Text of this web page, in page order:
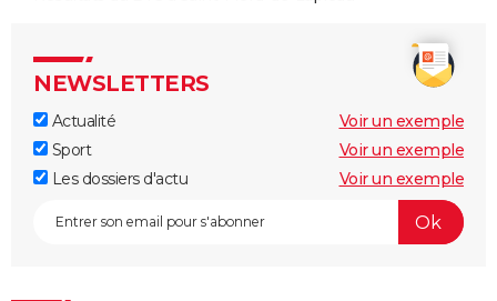
NEWSLETTERS
Actualité
Voir un exemple
Sport
Voir un exemple
Les dossiers d'actu
Voir un exemple